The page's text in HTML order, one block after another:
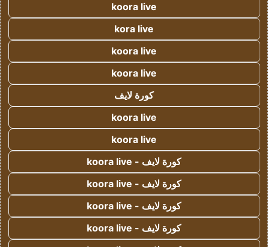
koora live
kora live
koora live
koora live
كورة لايف
koora live
koora live
كورة لايف - koora live
كورة لايف - koora live
كورة لايف - koora live
كورة لايف - koora live